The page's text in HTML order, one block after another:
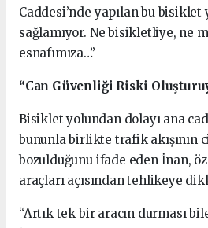
Caddesi’nde yapılan bu
sağlamıyor. Ne bisikletliye, ne
esnafımıza…”
“Can Güvenliği Riski
Bisiklet yolundan dolayı ana
bununla birlikte trafik akışının
bozulduğunu ifade eden İnan,
araçları açısından tehlikeye
“Artık tek bir aracın durması